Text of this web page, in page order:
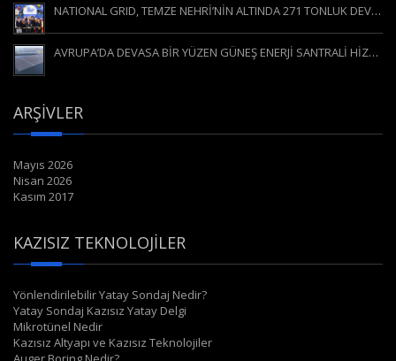
NATIONAL GRID, TEMZE NEHRİ’NİN ALTINDA 271 TONLUK DEV MAKİNEYİ HAREKETE GEÇİRDİ
AVRUPA’DA DEVASA BİR YÜZEN GÜNEŞ ENERJİ SANTRALİ HİZMETE GİRDİ
ARŞIVLER
Mayıs 2026
Nisan 2026
Kasım 2017
KAZISIZ TEKNOLOJILER
Yönlendirilebilir Yatay Sondaj Nedir?
Yatay Sondaj Kazısız Yatay Delgi
Mikrotünel Nedir
Kazısız Altyapı ve Kazısız Teknolojiler